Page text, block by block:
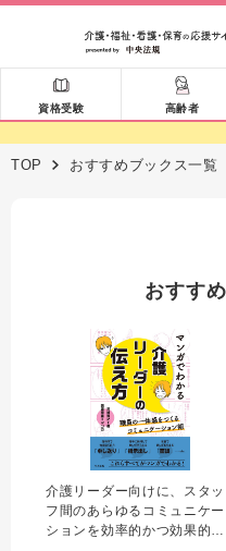
資格受験 高齢者
TOP おすすめブックス一覧
おすす
介護リーダー向けに、スタッ
フ間のあらゆるコミュニケー
ションを効率的かつ効果的に